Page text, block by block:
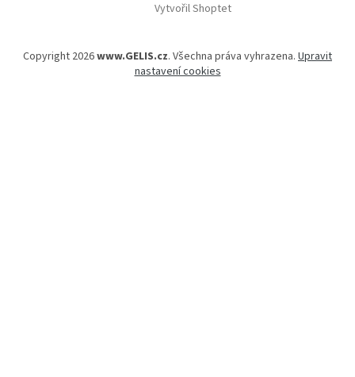
Vytvořil Shoptet
Copyright 2026www.GELIS.cz. Všechna práva vyhrazena. Upravit
nastavení cookies